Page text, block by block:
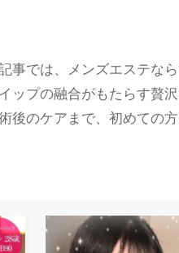
事では、メンズエステな
ップの融合がもたらす贅
後のケアまで、初めての